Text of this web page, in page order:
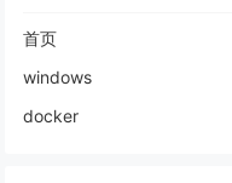
首页
windows
docker